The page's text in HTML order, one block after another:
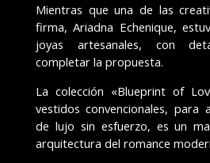
Mientras que una de las
firma, Ariadna Echenique,
joyas artesanales, con
completar la propuesta.
La colección «Blueprint of
vestidos convencionales, para
de lujo sin esfuerzo, es un
arquitectura del romance